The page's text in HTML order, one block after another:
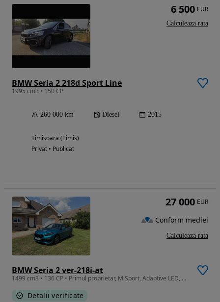
BMW Seria 2 218d Sport Line
1995 cm3 • 150 CP
260 000 km Diesel 2015
Timisoara (Timis)
Privat • Publicat
6 500 EUR
Calculeaza rata
BMW Seria 2 ver-218i-at
1499 cm3 • 136 CP • Primul proprietar, M Sport, Adaptive LED, ACC
Detalii verificate
27 000 EUR
Conform mediei
Calculeaza rata